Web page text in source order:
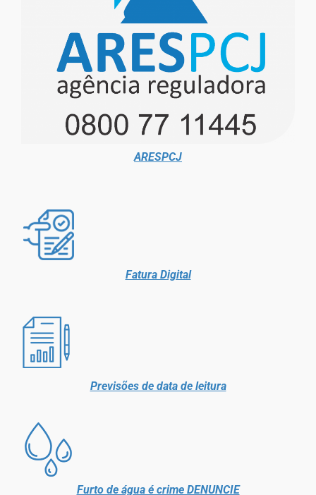
ARESPCJ
Fatura Digital
Previsões de data de leitura
Furto de água é crime DENUNCIE